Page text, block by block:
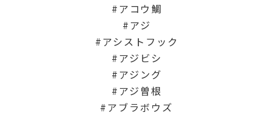
アコウ鯛
アジ
アシストフック
アジビシ
アジング
アジ曽根
アブラボウズ